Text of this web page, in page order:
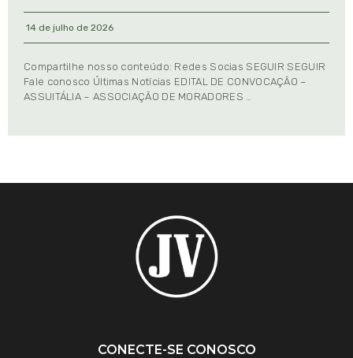
14 de julho de 2026
Compartilhe nosso conteúdo: Redes Socias SEGUIR SEGUIR
Fale conosco Últimas Notícias EDITAL DE CONVOCAÇÃO –
ASSUITÁLIA – ASSOCIAÇÃO DE MORADORES …
CONECTE-SE CONOSCO